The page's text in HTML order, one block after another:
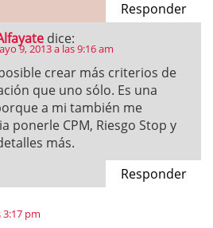
Responder
dice:
9, 2013 a las 9:16 am
crear más criterios de
que uno sólo. Es una
a mi también me
ponerle CPM, Riesgo Stop y
más.
Responder
3:17 pm